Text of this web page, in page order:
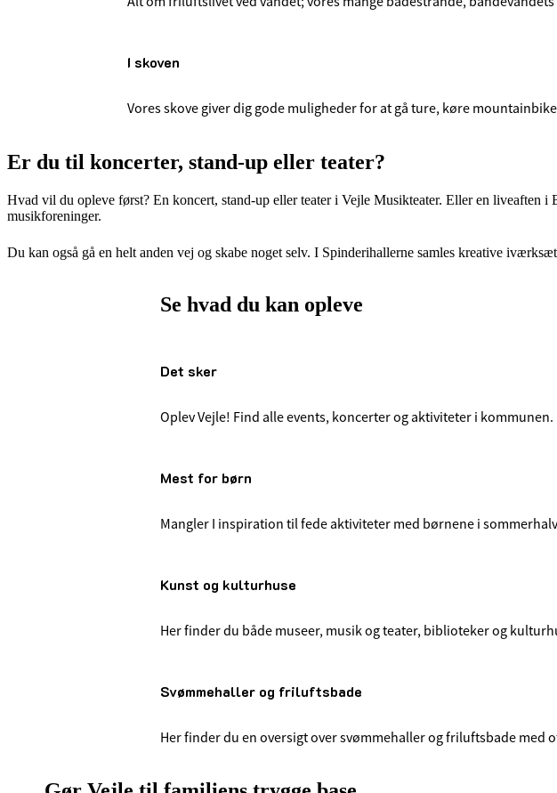
I skoven
Vores skove giver dig gode muligheder for at gå ture, køre
Er du til koncerter, stand-up eller teater?
Hvad vil du opleve først? En koncert, stand-up eller teater i Vejle Musikteater. Eller en liveaften
musikforeninger.
Du kan også gå en helt anden vej og skabe noget selv. I Spinderihallerne samles kreative
Se hvad du kan opleve
Det sker
Oplev Vejle! Find alle events, koncerter og aktiviteter i kommunen.
Mest for børn
Mangler I inspiration til fede aktiviteter med børnene i
Kunst og kulturhuse
Her finder du både museer, musik og teater, biblioteker og
Svømmehaller og friluftsbade
Her finder du en oversigt over svømmehaller og friluftsbade med